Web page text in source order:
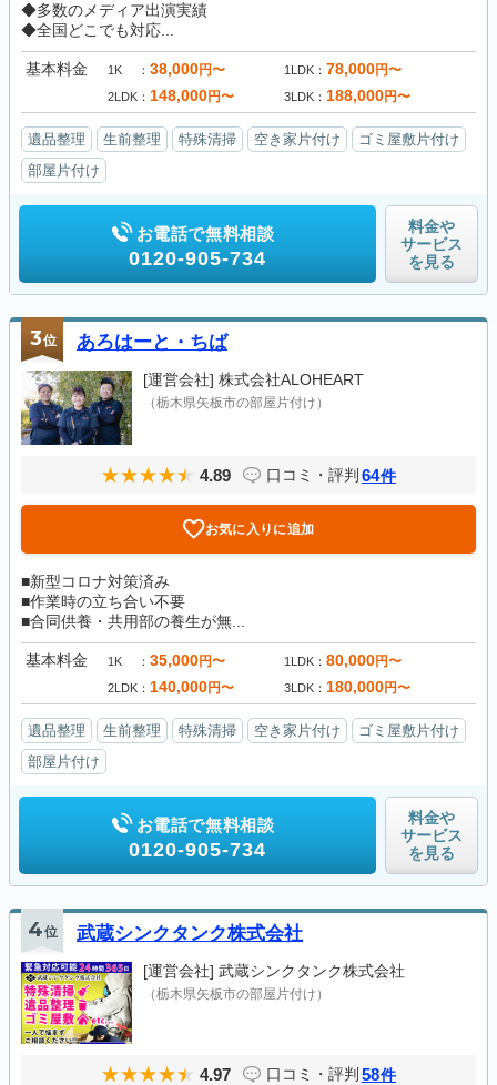
◆多数のメディア出演実績
◆全国どこでも対応...
基本料金 1K 38,000円〜 1LDK 78,000円〜
2LDK 148,000円〜 3LDK 188,000円〜
遺品整理 生前整理 特殊清掃 空き家片付け
ゴミ屋敷片付け
部屋片付け
お電話で無料相談
0120-905-734
料金や
サービス
を見る
3位 あろはーと・ちば
[運営会社] 株式会社ALOHEART
（栃木県矢板市の部屋片付け）
4.89 口コミ・評判 64件
お気に入りに追加
■新型コロナ対策済み
■作業時の立ち合い不要
■合同供養・共用部の養生が無...
基本料金 1K 35,000円〜 1LDK 80,000円〜
2LDK 140,000円〜 3LDK 180,000円〜
遺品整理 生前整理 特殊清掃 空き家片付け
ゴミ屋敷片付け
部屋片付け
お電話で無料相談
0120-905-734
料金や
サービス
を見る
4位 武蔵シンクタンク株式会社
[運営会社] 武蔵シンクタンク株式会社
（栃木県矢板市の部屋片付け）
4.97 口コミ・評判 58件